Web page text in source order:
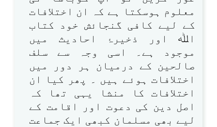
معلوم ہوسکتا ہے کہ ان اختلافات
کے لیے کافی گنجائش خود کتاب
اﷲ اور ذخیرۂ احادیث میں
موجود ہے۔ اسی وجہ سے سلف
صالحین کے درمیان ہر دور میں
اختلافات ہوئے ہیں ۔ پھر کیا ان
اختلافات کا منشا یہی تھا کہ
اصل دین کی دعوت اور اقامت کے
لیے بھی مسلمان کبھی ایک جماعت